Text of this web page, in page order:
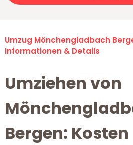
Umzug Mönchengladbach
Informationen & Details
Umziehen von
Bergen: Kosten